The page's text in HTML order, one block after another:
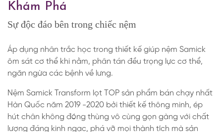
Khám Phá
Sự độc đáo bên trong chiếc nệm
Áp dụng nhân trắc học trong thiết kế giúp nệm Samick
ôm sát cơ thể khi nằm, phân tán đều trọng lực cơ thể,
ngăn ngừa các bệnh về lưng.
Nệm Samick Transform lọt TOP sản phẩm bán chạy nhất
Hàn Quốc năm 2019 -2020 bởi thiết kế thông minh, ép
hút chân không đóng thùng vô cùng gọn gàng với chất
lượng đáng kinh ngạc, phá vỡ mọi thành tích mà sản